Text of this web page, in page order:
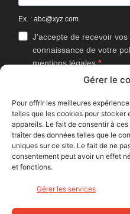
Gérer le
Pour offrir les meilleures
telles que les cookies pour stocker
appareils. Le fait de consentir à
traiter des données telles que le
uniques sur ce site. Le fait de ne
consentement peut avoir un effet
et fonctions.
Gérer les services
Ex. : abc@xyz.com
J'accepte de recevoir
connaissance de votre
mentions légales.
Vous pouvez vous désinscrire à
J'accepte que Bike Café
newsletters afin
S'INSCRIRE